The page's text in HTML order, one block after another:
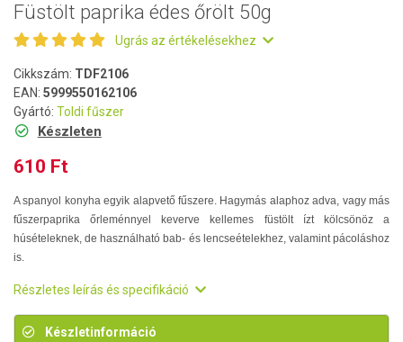
Füstölt paprika édes őrölt 50g
Ugrás az értékelésekhez
Cikkszám: TDF2106
EAN: 5999550162106
Gyártó: Toldi fűszer
Készleten
610 Ft
A spanyol konyha egyik alapvető fűszere. Hagymás alaphoz adva, vagy más
fűszerpaprika őrleménnyel keverve kellemes füstölt ízt kölcsönöz a
húsételeknek, de használható bab- és lencseételekhez, valamint pácoláshoz
is.
Részletes leírás és specifikáció
Készletinformáció